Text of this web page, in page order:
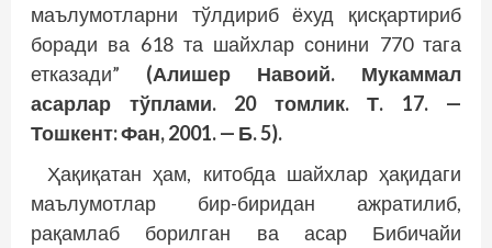
маълумотларни тўлдириб ёхуд қисқартириб
боради ва 618 та шайхлар сонини 770 тага
етказади” (Алишер Навоий. Мукаммал
асарлар тўплами. 20 томлик. Т. 17. —
Тошкент: Фан, 2001. — Б. 5).
Ҳақиқатан ҳам, китобда шайхлар ҳақидаги
маълумотлар бир-биридан ажратилиб,
рақамлаб борилган ва асар Бибичайи